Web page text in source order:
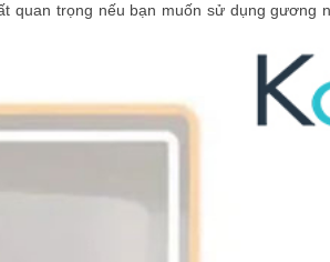
quan trọng nếu bạn muốn sử dụng gương